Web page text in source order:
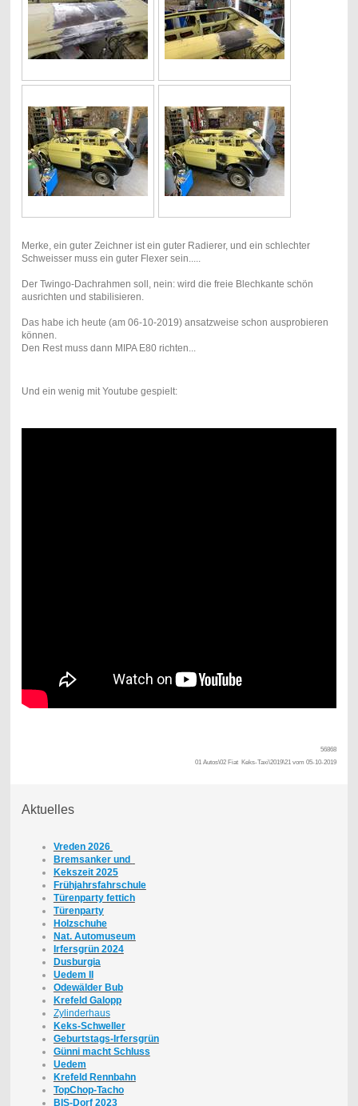
Merke, ein guter Zeichner ist ein guter Radierer, und ein schlechter
Schweisser muss ein guter Flexer sein.....
Der Twingo-Dachrahmen soll, nein: wird die freie Blechkante schön
ausrichten und stabilisieren.
Das habe ich heute (am 06-10-2019) ansatzweise schon ausprobieren
können.
Den Rest muss dann MIPA E80 richten...
Und ein wenig mit Youtube gespielt:
56868
01 Autos\02 Fiat Keks-Taxi\2019\21 vom 05-10-2019
Aktuelles
Vreden 2026
Bremsanker und
Kekszeit 2025
Frühjahrsfahrschule
Türenparty fettich
Türenparty
Holzschuhe
Nat. Automuseum
Irfersgrün 2024
Dusburgia
Uedem II
Odewälder Bub
Krefeld Galopp
Zylinderhaus
Keks-Schweller
Geburtstags-Irfersgrün
Günni macht Schluss
Uedem
Krefeld Rennbahn
TopChop-Tacho
BIS-Dorf 2023